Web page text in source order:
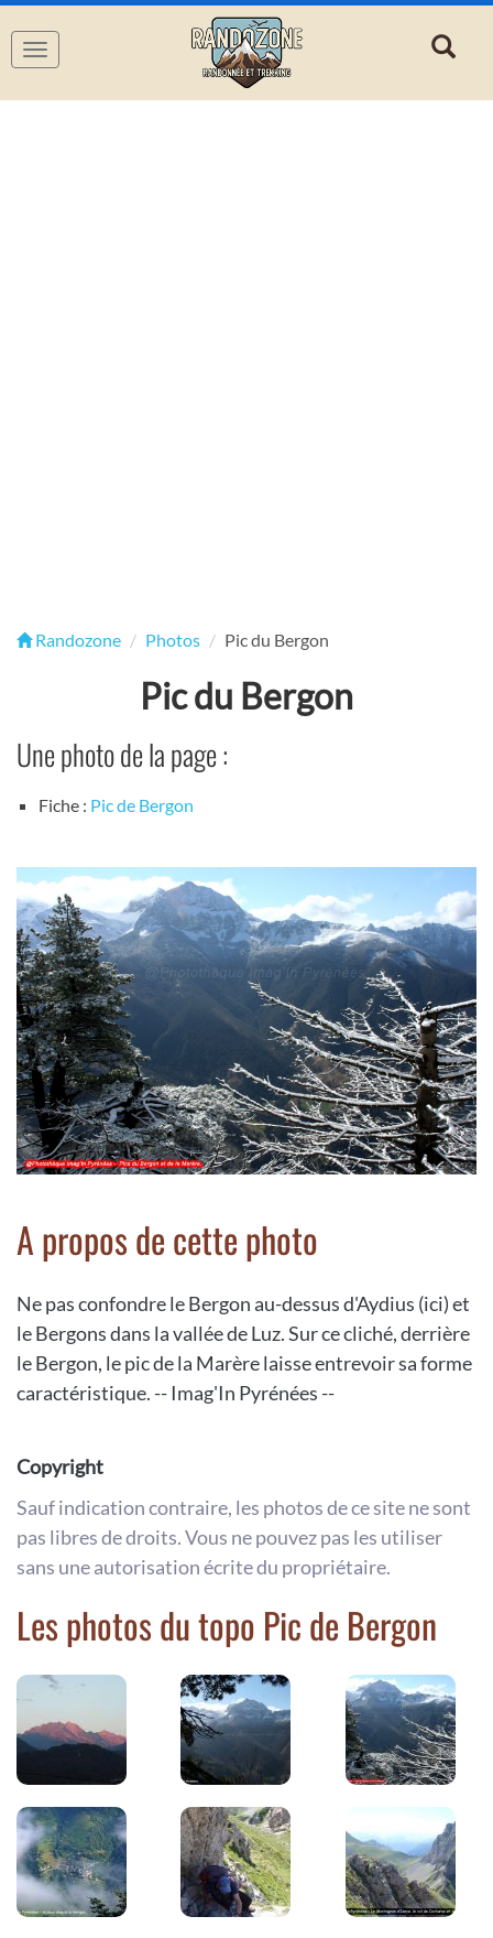
Navigation
Randozone Photos Pic du Bergon
Pic du Bergon
Une photo de la page :
Fiche : Pic de Bergon
A propos de cette photo
Ne pas confondre le Bergon au-dessus d'Aydius (ici) et
le Bergons dans la vallée de Luz. Sur ce cliché, derrière
le Bergon, le pic de la Marère laisse entrevoir sa forme
caractéristique. -- Imag'In Pyrénées --
Copyright
Sauf indication contraire, les photos de ce site ne sont
pas libres de droits. Vous ne pouvez pas les utiliser
sans une autorisation écrite du propriétaire.
Les photos du topo Pic de Bergon